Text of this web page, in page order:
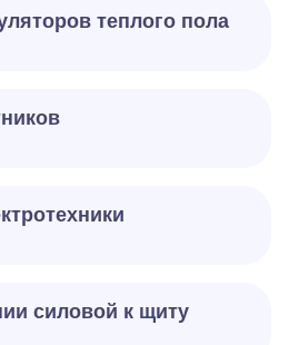
теплого пола
силовой к щиту